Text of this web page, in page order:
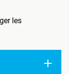
les